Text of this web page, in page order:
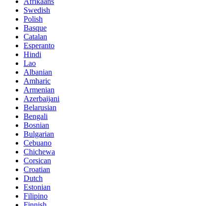
Swedish
Polish
Basque
Catalan
Esperanto
Hindi
Lao
Albanian
Amharic
Armenian
Azerbaijani
Belarusian
Bengali
Bosnian
Bulgarian
Cebuano
Chichewa
Corsican
Croatian
Dutch
Estonian
Filipino